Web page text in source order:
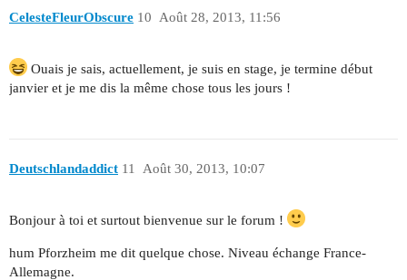
CelesteFleurObscure Août 28, 2013, 11:56
10
Ouais je sais, actuellement, je suis en stage, je termine début
janvier et je me dis la même chose tous les jours !
Deutschlandaddict Août 30, 2013, 10:07
11
Bonjour à toi et surtout bienvenue sur le forum !
hum Pforzheim me dit quelque chose. Niveau échange France-
Allemagne.